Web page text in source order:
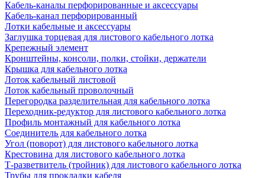
Кабель-каналы перфорированные и аксессуары
Кабель-канал перфорированный
Лотки кабельные и аксессуары
Заглушка торцевая для листового кабельного лотка
Крепежный элемент
Кронштейны, консоли, полки, стойки, держатели
Крышка для кабельного лотка
Лоток кабельный листовой
Лоток кабельный проволочный
Перегородка разделительная для кабельного лотка
Переходник-редуктор для листового кабельного лотка
Профиль монтажный для кабельного лотка
Соединитель для кабельного лотка
Угол (поворот) для листового кабельного лотка
Крестовина для листового кабельного лотка
Т-разветвитель (тройник) для листового кабельного лотка
Трубы для прокладки кабеля